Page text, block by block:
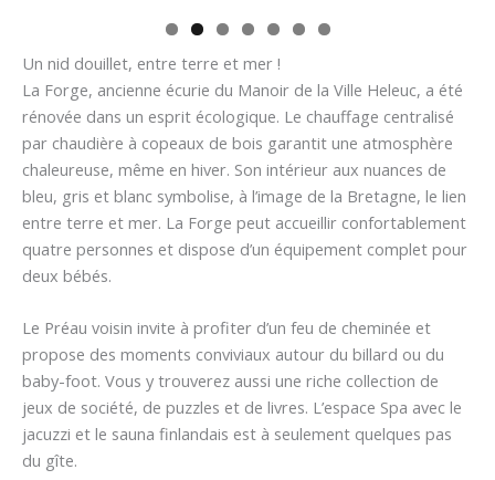
Un nid douillet, entre terre et mer !
La Forge, ancienne écurie du Manoir de la Ville Heleuc, a été
rénovée dans un esprit écologique. Le chauffage centralisé
par chaudière à copeaux de bois garantit une atmosphère
chaleureuse, même en hiver. Son intérieur aux nuances de
bleu, gris et blanc symbolise, à l’image de la Bretagne, le lien
entre terre et mer. La Forge peut accueillir confortablement
quatre personnes et dispose d’un équipement complet pour
deux bébés.
Le Préau voisin invite à profiter d’un feu de cheminée et
propose des moments conviviaux autour du billard ou du
baby-foot. Vous y trouverez aussi une riche collection de
jeux de société, de puzzles et de livres. L’espace Spa avec le
jacuzzi et le sauna finlandais est à seulement quelques pas
du gîte.